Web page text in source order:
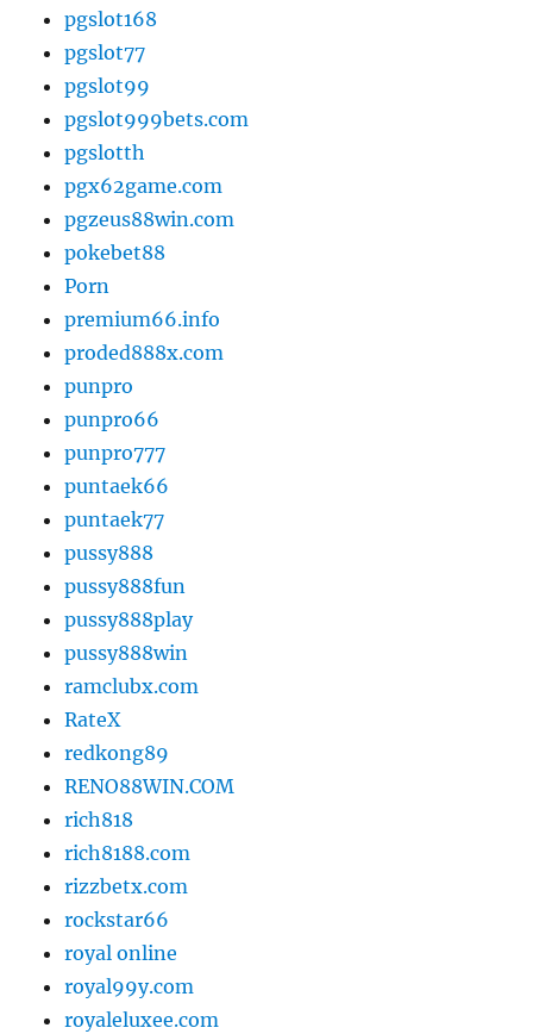
pgslot168
pgslot77
pgslot99
pgslot999bets.com
pgslotth
pgx62game.com
pgzeus88win.com
pokebet88
Porn
premium66.info
proded888x.com
punpro
punpro66
punpro777
puntaek66
puntaek77
pussy888
pussy888fun
pussy888play
pussy888win
ramclubx.com
RateX
redkong89
RENO88WIN.COM
rich818
rich8188.com
rizzbetx.com
rockstar66
royal online
royal99y.com
royaleluxee.com